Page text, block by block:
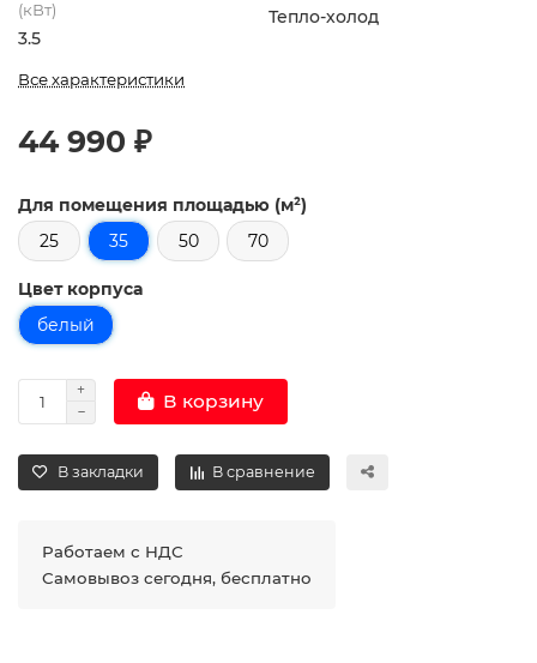
(кВт)
3.5
Тепло-холод
Все характеристики
44 990 ₽
Для помещения площадью (м²)
25
35 50 70
Цвет корпуса
белый
В корзину
В закладки В сравнение
Работаем с НДС
Самовывоз сегодня, бесплатно